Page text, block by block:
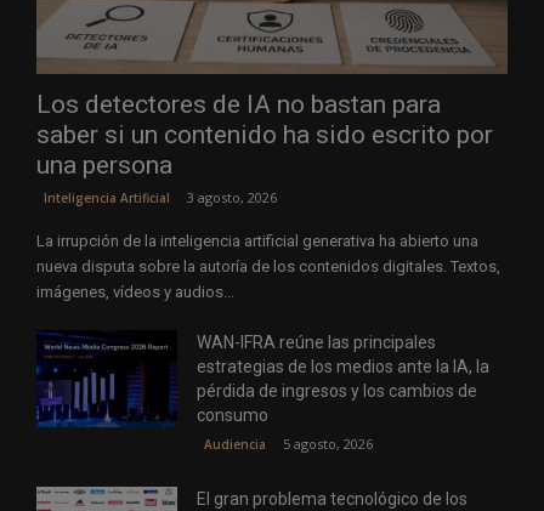
Los detectores de IA no bastan para
saber si un contenido ha sido escrito por
una persona
Inteligencia Artificial 3 agosto, 2026
La irrupción de la inteligencia artificial generativa ha abierto una
nueva disputa sobre la autoría de los contenidos digitales. Textos,
imágenes, vídeos y audios...
WAN-IFRA reúne las principales
estrategias de los medios ante la IA, la
pérdida de ingresos y los cambios de
consumo
Audiencia 5 agosto, 2026
El gran problema tecnológico de los